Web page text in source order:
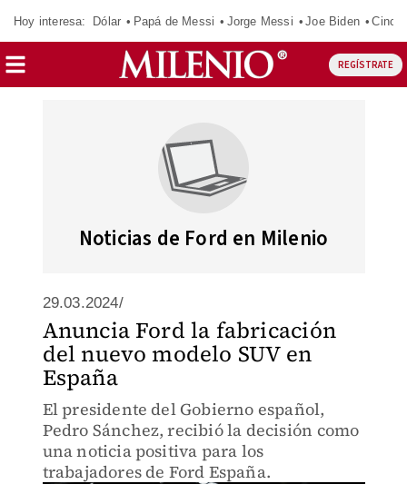
Hoy interesa: Dólar Papá de Messi Jorge Messi Joe Biden
REGÍSTRATE
Noticias de Ford en Milenio
29.03.2024/
Anuncia Ford la fabricación
del nuevo modelo SUV en
España
El presidente del Gobierno español,
Pedro Sánchez, recibió la decisión como
una noticia positiva para los
trabajadores de Ford España.